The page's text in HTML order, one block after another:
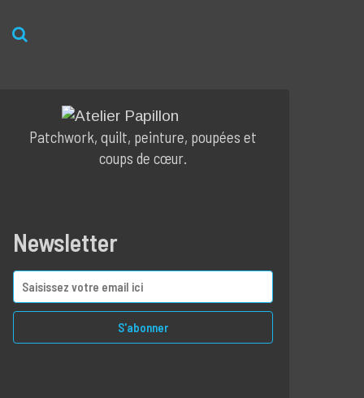
Newsletter
Patchwork, quilt, peinture, poupées et
coups de cœur.